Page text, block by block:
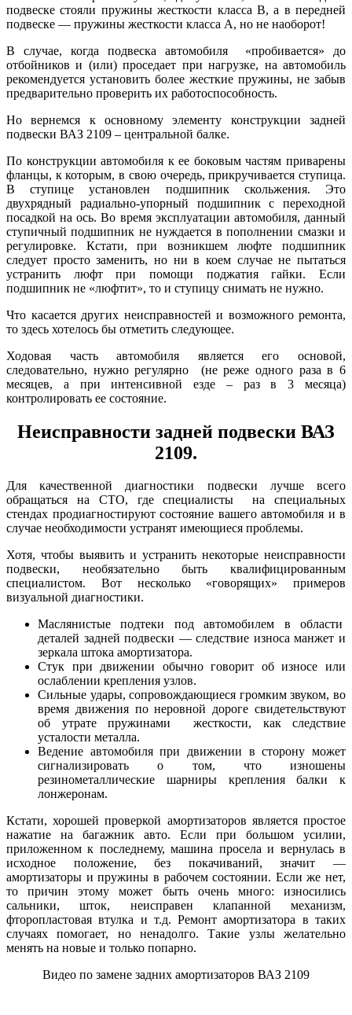
подвеске стояли пружины жесткости класса В, а в передней
подвеске — пружины жесткости класса А, но не наоборот!
В случае, когда подвеска автомобиля «пробивается» до
отбойников и (или) проседает при нагрузке, на автомобиль
рекомендуется установить более жесткие пружины, не забыв
предварительно проверить их работоспособность.
Но вернемся к основному элементу конструкции задней
подвески ВАЗ 2109 – центральной балке.
По конструкции автомобиля к ее боковым частям приварены
фланцы, к которым, в свою очередь, прикручивается ступица.
В ступице установлен подшипник скольжения. Это
двухрядный радиально-упорный подшипник с переходной
посадкой на ось. Во время эксплуатации автомобиля, данный
ступичный подшипник не нуждается в пополнении смазки и
регулировке. Кстати, при возникшем люфте подшипник
следует просто заменить, но ни в коем случае не пытаться
устранить люфт при помощи поджатия гайки. Если
подшипник не «люфтит», то и ступицу снимать не нужно.
Что касается других неисправностей и возможного ремонта,
то здесь хотелось бы отметить следующее.
Ходовая часть автомобиля является его основой,
следовательно, нужно регулярно (не реже одного раза в 6
месяцев, а при интенсивной езде – раз в 3 месяца)
контролировать ее состояние.
Неисправности задней подвески ВАЗ
2109.
Для качественной диагностики подвески лучше всего
обращаться на СТО, где специалисты на специальных
стендах продиагностируют состояние вашего автомобиля и в
случае необходимости устранят имеющиеся проблемы.
Хотя, чтобы выявить и устранить некоторые неисправности
подвески, необязательно быть квалифицированным
специалистом. Вот несколько «говорящих» примеров
визуальной диагностики.
Маслянистые подтеки под автомобилем в области
деталей задней подвески — следствие износа манжет и
зеркала штока амортизатора.
Стук при движении обычно говорит об износе или
ослаблении крепления узлов.
Сильные удары, сопровождающиеся громким звуком, во
время движения по неровной дороге свидетельствуют
об утрате пружинами жесткости, как следствие
усталости металла.
Ведение автомобиля при движении в сторону может
сигнализировать о том, что изношены
резинометаллические шарниры крепления балки к
лонжеронам.
Кстати, хорошей проверкой амортизаторов является простое
нажатие на багажник авто. Если при большом усилии,
приложенном к последнему, машина просела и вернулась в
исходное положение, без покачиваний, значит —
амортизаторы и пружины в рабочем состоянии. Если же нет,
то причин этому может быть очень много: износились
сальники, шток, неисправен клапанной механизм,
фторопластовая втулка и т.д. Ремонт амортизатора в таких
случаях помогает, но ненадолго. Такие узлы желательно
менять на новые и только попарно.
Видео по замене задних амортизаторов ВАЗ 2109